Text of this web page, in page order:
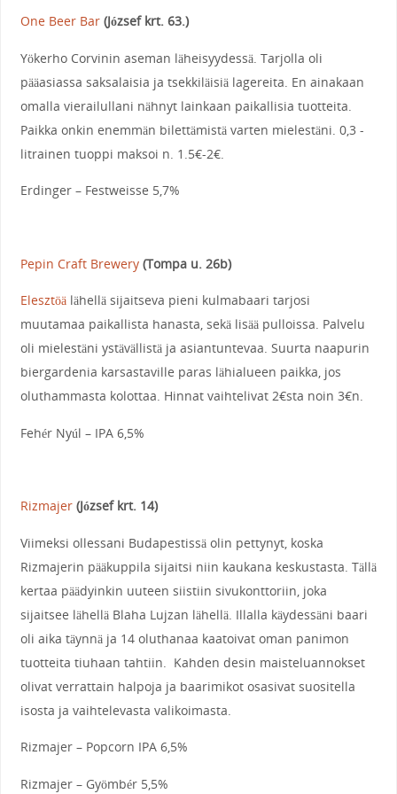
One Beer Bar (József krt. 63.)
Yökerho Corvinin aseman läheisyydessä. Tarjolla oli
pääasiassa saksalaisia ja tsekkiläisiä lagereita. En ainakaan
omalla vierailullani nähnyt lainkaan paikallisia tuotteita.
Paikka onkin enemmän bilettämistä varten mielestäni. 0,3 -
litrainen tuoppi maksoi n. 1.5€-2€.
Erdinger – Festweisse 5,7%
Pepin Craft Brewery (Tompa u. 26b)
Elesztöälähellä sijaitseva pieni kulmabaari tarjosi
muutamaa paikallista hanasta, sekä lisää pulloissa. Palvelu
oli mielestäni ystävällistä ja asiantuntevaa. Suurta naapurin
biergardenia karsastaville paras lähialueen paikka, jos
oluthammasta kolottaa. Hinnat vaihtelivat 2€sta noin 3€n.
Fehér Nyúl – IPA 6,5%
Rizmajer (József krt. 14)
Viimeksi ollessani Budapestissä olin pettynyt, koska
Rizmajerin pääkuppila sijaitsi niin kaukana keskustasta. Tällä
kertaa päädyinkin uuteen siistiin sivukonttoriin, joka
sijaitsee lähellä Blaha Lujzan lähellä. Illalla käydessäni baari
oli aika täynnä ja 14 oluthanaa kaatoivat oman panimon
tuotteita tiuhaan tahtiin. Kahden desin maisteluannokset
olivat verrattain halpoja ja baarimikot osasivat suositella
isosta ja vaihtelevasta valikoimasta.
Rizmajer – Popcorn IPA 6,5%
Rizmajer – Gyömbér 5,5%